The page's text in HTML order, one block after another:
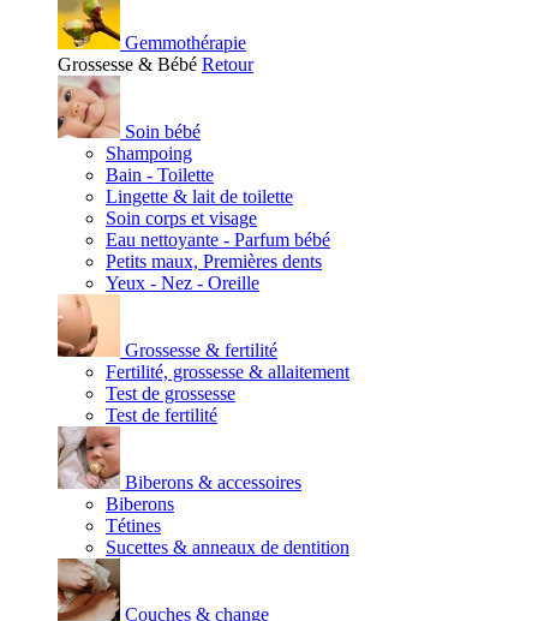
Gemmothérapie
Grossesse & Bébé Retour
Soin bébé
Shampoing
Bain - Toilette
Lingette & lait de toilette
Soin corps et visage
Eau nettoyante - Parfum bébé
Petits maux, Premières dents
Yeux - Nez - Oreille
Grossesse & fertilité
Fertilité, grossesse & allaitement
Test de grossesse
Test de fertilité
Biberons & accessoires
Biberons
Tétines
Sucettes & anneaux de dentition
Couches & change